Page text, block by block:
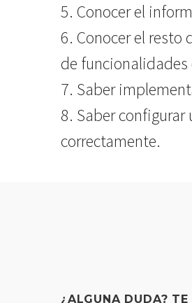
5. Conocer el
6. Conocer el resto
de
7. Saber
8. Saber
correctamente.
¿ALGUNA DUDA?